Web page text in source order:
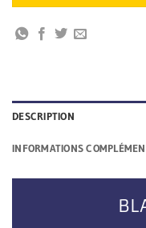
DESCRIPTION
INFORMATIONS